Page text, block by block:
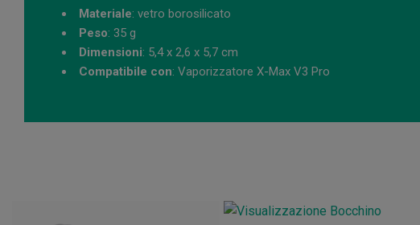
Materiale: vetro borosilicato
Peso: 35 g
Dimensioni: 5,4 x 2,6 x 5,7 cm
Compatibile con: Vaporizzatore X-Max V3 Pro